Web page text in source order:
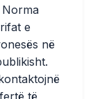
e
në
.
të